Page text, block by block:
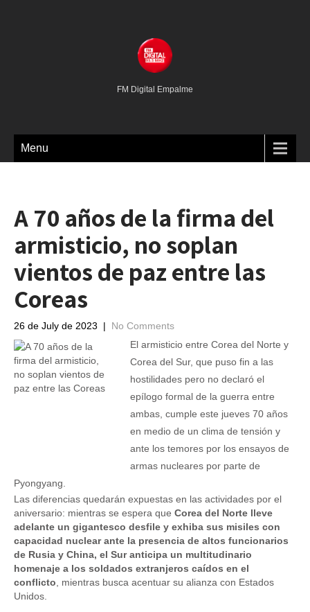
FM Digital Empalme
Menu
A 70 años de la firma del
armisticio, no soplan
vientos de paz entre las
Coreas
26 de July de 2023 | No Comments
El armisticio entre Corea del Norte y
Corea del Sur, que puso fin a las
hostilidades pero no declaró el
epílogo formal de la guerra entre
ambas, cumple este jueves 70 años
en medio de un clima de tensión y
ante los temores por los ensayos de
armas nucleares por parte de
Pyongyang.
Las diferencias quedarán expuestas en las actividades por el
aniversario: mientras se espera que Corea del Norte lleve
adelante un gigantesco desfile y exhiba sus misiles con
capacidad nuclear ante la presencia de altos funcionarios
de Rusia y China, el Sur anticipa un multitudinario
homenaje a los soldados extranjeros caídos en el
conflicto , mientras busca acentuar su alianza con Estados
Unidos.